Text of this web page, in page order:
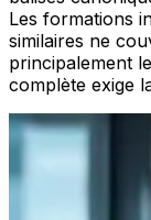
Les formations
similaires ne
principalement
complète exige